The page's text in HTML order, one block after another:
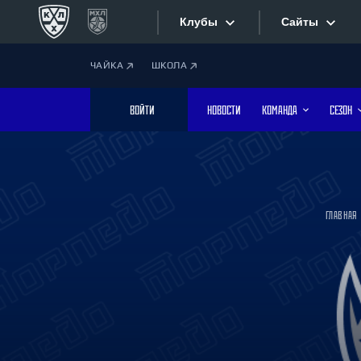
Клубы
Дивизион Боброва
Лада
Сайты
Фотобанк
ЧАЙКА ШКОЛА
ВОЙТИ НОВОСТИ КОМАНДА СЕЗОН
ГЛАВНАЯ